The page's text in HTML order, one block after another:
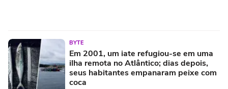
BYTE
Em 2001, um iate refugiou-se em uma
ilha remota no Atlântico; dias depois,
seus habitantes empanaram peixe com
coca